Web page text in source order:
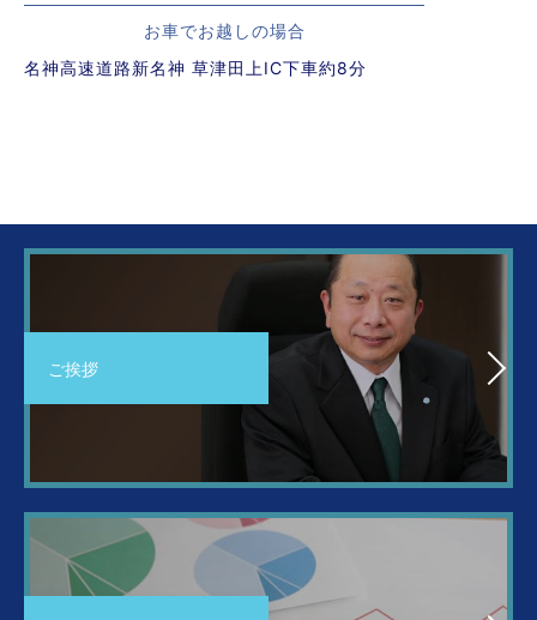
お車でお越しの場合
名神高速道路新名神 草津田上IC下車約8分
ご挨拶